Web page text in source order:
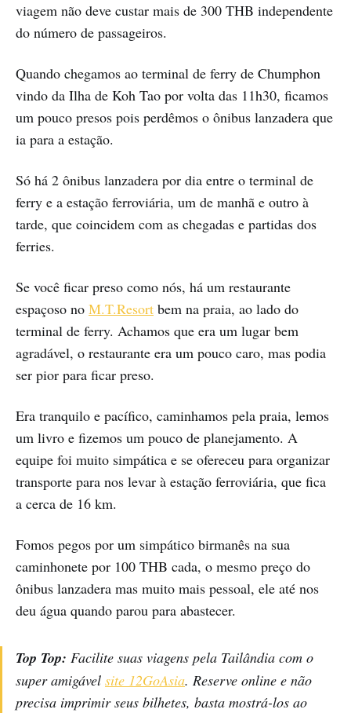
viagem não deve custar mais de 300 THB independente
do número de passageiros.
Quando chegamos ao terminal de ferry de Chumphon
vindo da Ilha de Koh Tao por volta das 11h30, ficamos
um pouco presos pois perdêmos o ônibus lanzadera que
ia para a estação.
Só há 2 ônibus lanzadera por dia entre o terminal de
ferry e a estação ferroviária, um de manhã e outro à
tarde, que coincidem com as chegadas e partidas dos
ferries.
Se você ficar preso como nós, há um restaurante
espaçoso no M.T.Resort bem na praia, ao lado do
terminal de ferry. Achamos que era um lugar bem
agradável, o restaurante era um pouco caro, mas podia
ser pior para ficar preso.
Era tranquilo e pacífico, caminhamos pela praia, lemos
um livro e fizemos um pouco de planejamento. A
equipe foi muito simpática e se ofereceu para organizar
transporte para nos levar à estação ferroviária, que fica
a cerca de 16 km.
Fomos pegos por um simpático birmanês na sua
caminhonete por 100 THB cada, o mesmo preço do
ônibus lanzadera mas muito mais pessoal, ele até nos
deu água quando parou para abastecer.
Top Top: Facilite suas viagens pela Tailândia com o
super amigável site 12GoAsia. Reserve online e não
precisa imprimir seus bilhetes, basta mostrá-los ao